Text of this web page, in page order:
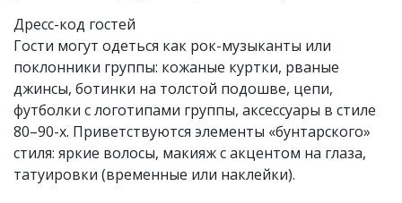
Дресс-код гостей
Гости могут одеться как рок-музыканты или
поклонники группы: кожаные куртки, рваные
джинсы, ботинки на толстой подошве, цепи,
футболки с логотипами группы, аксессуары в стиле
80–90-х. Приветствуются элементы «бунтарского»
стиля: яркие волосы, макияж с акцентом на глаза,
татуировки (временные или наклейки).